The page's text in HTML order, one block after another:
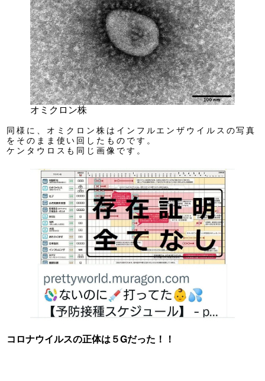
オミクロン株
同様に、オミクロン株はインフルエンザウイルスの写真
をそのまま使い回したものです。
ケンタウロスも同じ画像です。
コロナウイルスの正体は５Gだった！！